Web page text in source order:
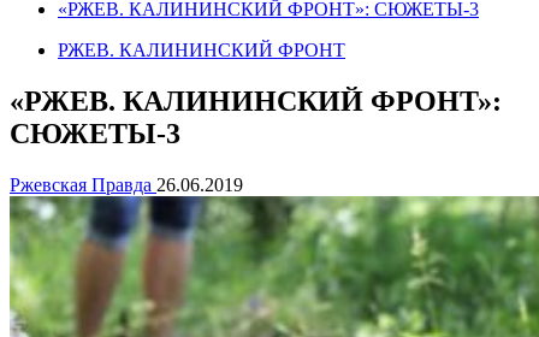
«РЖЕВ. КАЛИНИНСКИЙ ФРОНТ»: СЮЖЕТЫ-3
РЖЕВ. КАЛИНИНСКИЙ ФРОНТ
«РЖЕВ. КАЛИНИНСКИЙ ФРОНТ»:
СЮЖЕТЫ-3
Ржевская Правда 26.06.2019